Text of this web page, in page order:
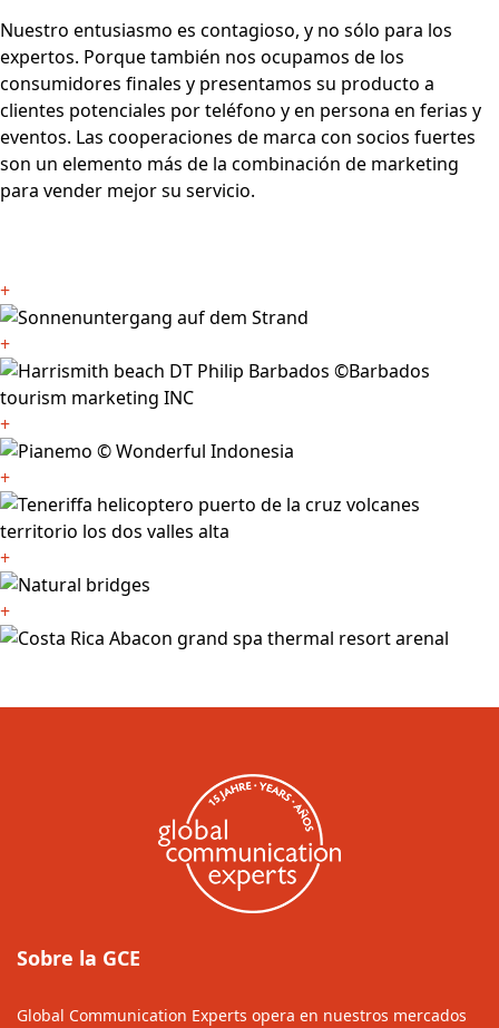
Nuestro entusiasmo es contagioso, y no sólo para los
expertos. Porque también nos ocupamos de los
consumidores finales y presentamos su producto a
clientes potenciales por teléfono y en persona en ferias y
eventos. Las cooperaciones de marca con socios fuertes
son un elemento más de la combinación de marketing
para vender mejor su servicio.
+
+
+
+
+
+
Sobre la GCE
Global Communication Experts opera en nuestros mercados